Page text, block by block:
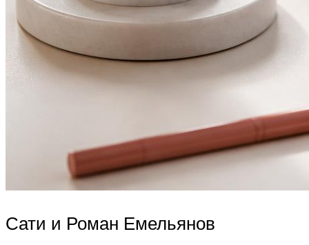
Сати и Роман Емельянов